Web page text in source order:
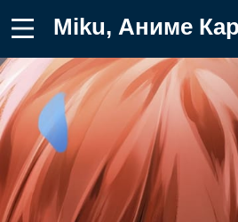
Miku, Аниме Картинка для